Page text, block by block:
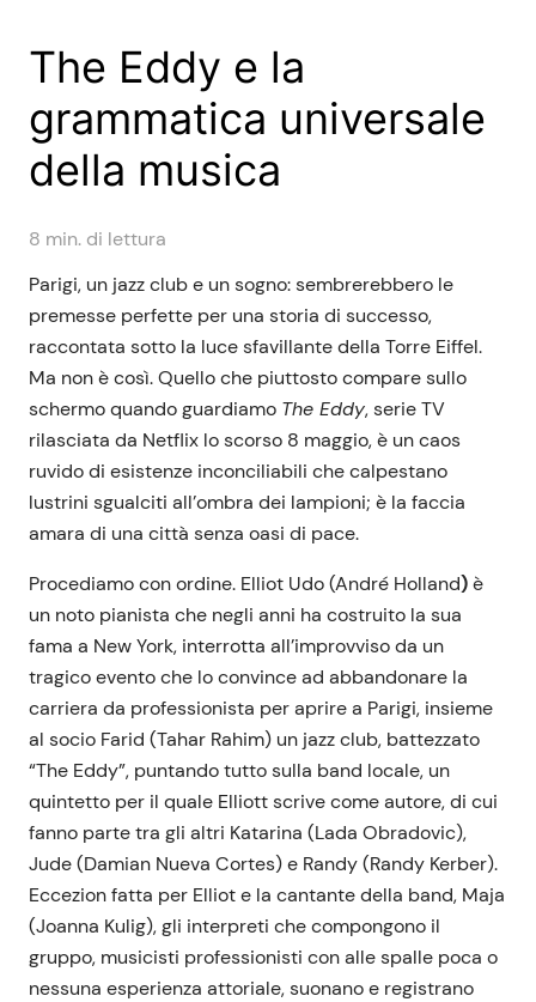
The Eddy e la
grammatica universale
della musica
8 min. di lettura
Parigi, un jazz club e un sogno: sembrerebbero le
premesse perfette per una storia di successo,
raccontata sotto la luce sfavillante della Torre Eiffel.
Ma non è così. Quello che piuttosto compare sullo
schermo quando guardiamo The Eddy, serie TV
rilasciata da Netflix lo scorso 8 maggio, è un caos
ruvido di esistenze inconciliabili che calpestano
lustrini sgualciti all’ombra dei lampioni; è la faccia
amara di una città senza oasi di pace.
Procediamo con ordine. Elliot Udo (André Holland)è
un noto pianista che negli anni ha costruito la sua
fama a New York, interrotta all’improvviso da un
tragico evento che lo convince ad abbandonare la
carriera da professionista per aprire a Parigi, insieme
al socio Farid (Tahar Rahim) un jazz club, battezzato
“The Eddy”, puntando tutto sulla band locale, un
quintetto per il quale Elliott scrive come autore, di cui
fanno parte tra gli altri Katarina (Lada Obradovic),
Jude (Damian Nueva Cortes) e Randy (Randy Kerber).
Eccezion fatta per Elliot e la cantante della band, Maja
(Joanna Kulig), gli interpreti che compongono il
gruppo, musicisti professionisti con alle spalle poca o
nessuna esperienza attoriale, suonano e registrano